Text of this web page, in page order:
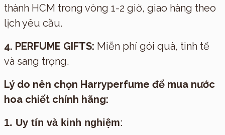
thành HCM trong vòng 1-2 giờ, giao hàng theo
lịch yêu cầu.
4. PERFUME GIFTS: Miễn phí gói quà, tinh tế
và sang trọng.
Lý do nên chọn Harryperfume để mua nước
hoa chiết chính hãng:
1. Uy tín và kinh nghiệm: